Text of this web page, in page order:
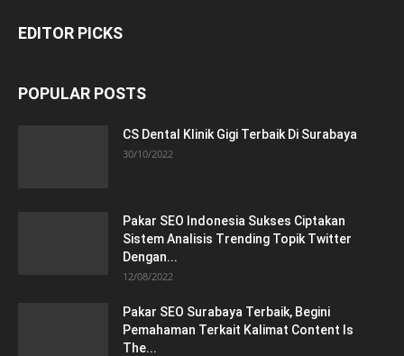
EDITOR PICKS
POPULAR POSTS
CS Dental Klinik Gigi Terbaik Di Surabaya
30/10/2022
Pakar SEO Indonesia Sukses Ciptakan
Sistem Analisis Trending Topik Twitter
Dengan...
12/08/2022
Pakar SEO Surabaya Terbaik, Begini
Pemahaman Terkait Kalimat Content Is
The...